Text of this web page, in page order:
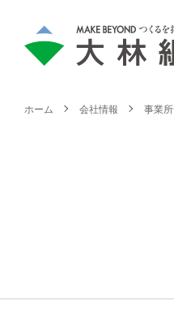
ホーム 会社情報 事業